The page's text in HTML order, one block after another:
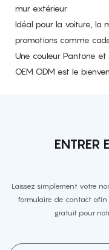
mur extérieur
Idéal pour la voiture, la
promotions comme
Une couleur Pantone et
OEM ODM est le
ENTRER
Laissez simplement votre
formulaire de contact afin
gratuit pour